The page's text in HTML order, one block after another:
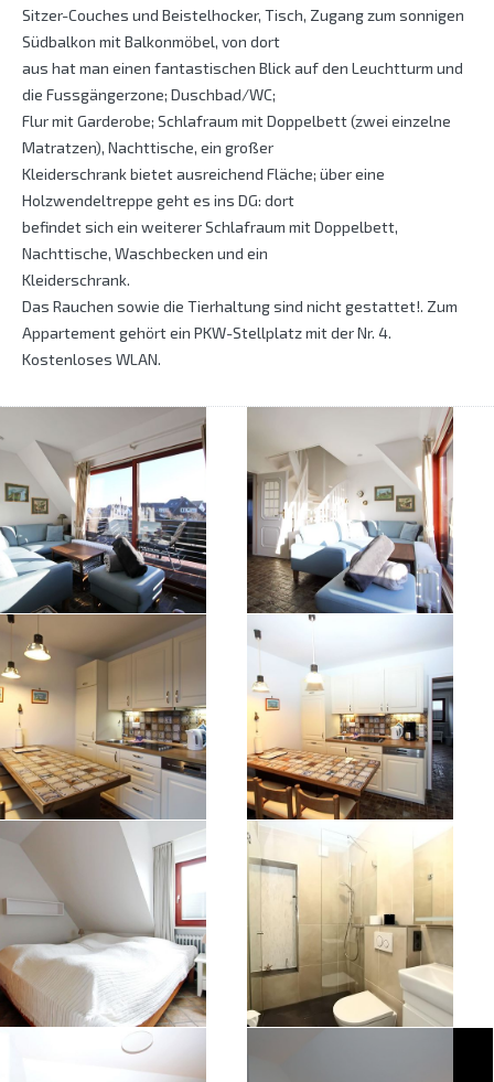
Sitzer-Couches und Beistelhocker, Tisch, Zugang zum sonnigen
Südbalkon mit Balkonmöbel, von dort
aus hat man einen fantastischen Blick auf den Leuchtturm und
die Fussgängerzone; Duschbad/WC;
Flur mit Garderobe; Schlafraum mit Doppelbett (zwei einzelne
Matratzen), Nachttische, ein großer
Kleiderschrank bietet ausreichend Fläche; über eine
Holzwendeltreppe geht es ins DG: dort
befindet sich ein weiterer Schlafraum mit Doppelbett,
Nachttische, Waschbecken und ein
Kleiderschrank.
Das Rauchen sowie die Tierhaltung sind nicht gestattet!. Zum
Appartement gehört ein PKW-Stellplatz mit der Nr. 4.
Kostenloses WLAN.